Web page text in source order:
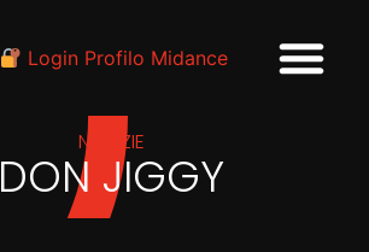
Login Profilo Midance
NOTIZIE
DON JIGGY